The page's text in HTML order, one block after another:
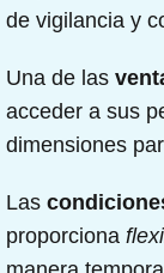
de vigilancia y
Una de las
acceder a sus
dimensiones
Las
proporciona